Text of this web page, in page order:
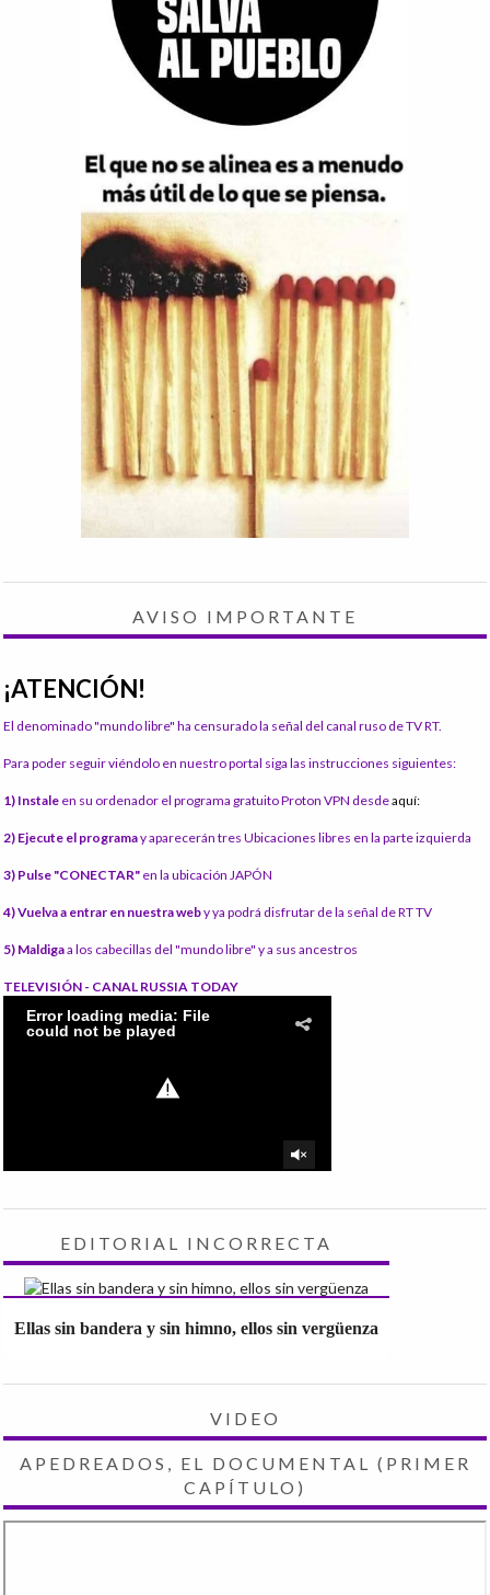
AVISO IMPORTANTE
¡ATENCIÓN!
El denominado "mundo libre" ha censurado la señal del canal ruso de TV RT.
Para poder seguir viéndolo en nuestro portal siga las instrucciones siguientes:
1) Instale en su ordenador el programa gratuito Proton VPN desdeaquí:
2) Ejecute el programay aparecerán tres Ubicaciones libres en la parte izquierda
3) Pulse "CONECTAR" en la ubicación JAPÓN
4) Vuelva a entrar en nuestra weby ya podrá disfrutar de la señal de RT TV
5) Maldigaa los cabecillas del "mundo libre" y a sus ancestros
TELEVISIÓN - CANAL RUSSIA TODAY
EDITORIAL INCORRECTA
Ellas sin bandera y sin himno, ellos sin vergüenza
VIDEO
APEDREADOS, EL DOCUMENTAL (PRIMER
CAPÍTULO)